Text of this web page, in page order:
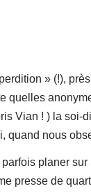
» (!),
quelles
Vian ! ) la soi-
quand nous
planer
presse de